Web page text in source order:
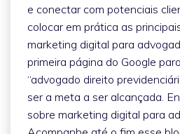
e conectar com potenciais
colocar em prática as
marketing digital para
primeira página do Google
“advogado direito
ser a meta a ser alcançada.
sobre marketing digital para